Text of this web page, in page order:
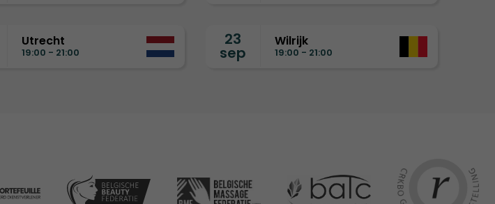
Utrecht
19:00 - 21:00
23
sep
Wilrijk
19:00 - 21:00